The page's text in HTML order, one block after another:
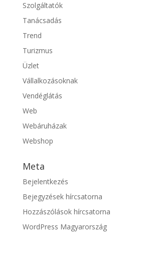
Szolgáltatók
Tanácsadás
Trend
Turizmus
Üzlet
Vállalkozásoknak
Vendéglátás
Web
Webáruházak
Webshop
Meta
Bejelentkezés
Bejegyzések hírcsatorna
Hozzászólások hírcsatorna
WordPress Magyarország